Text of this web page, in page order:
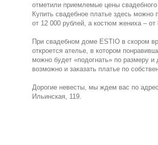
отметили приемлемые цены
Купить свадебное платье здесь можно
от 12 000 рублей, а костюм жениха – от
При свадебном доме ESTIO в скором
откроется ателье, в котором
можно будет «подогнать» по размеру и
возможно и заказать платье по
Дорогие невесты, мы ждем вас по
Ильинская, 119.